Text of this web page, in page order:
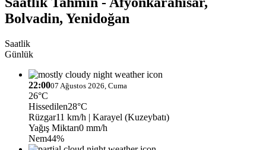
Bolvadin, Yenidoğan
Saatlik
Günlük
22:0007 Ağustos 2026, Cuma
26°C
Hissedilen28°C
Rüzgar11 km/h | Karayel (Kuzeybatı)
Yağış Miktarı0 mm/h
Nem44%